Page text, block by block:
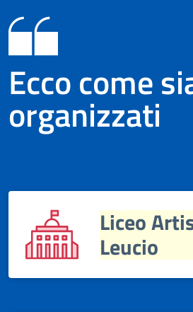
Ecco come
organizzati
Liceo
Leucio